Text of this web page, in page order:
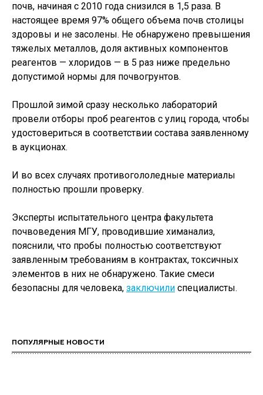
почв, начиная с 2010 года снизился в 1,5 раза. В
настоящее время 97% общего объема почв столицы
здоровы и не засолены. Не обнаружено превышения
тяжелых металлов, доля активных компонентов
реагентов — хлоридов — в 5 раз ниже предельно
допустимой нормы для почвогрунтов.
Прошлой зимой сразу несколько лабораторий
провели отборы проб реагентов с улиц города, чтобы
удостовериться в соответствии состава заявленному
в аукционах.
И во всех случаях противогололедные материалы
полностью прошли проверку.
Эксперты испытательного центра факультета
почвоведения МГУ, проводившие химанализ,
пояснили, что пробы полностью соответствуют
заявленным требованиям в контрактах, токсичных
элементов в них не обнаружено. Такие смеси
безопасны для человека, заключили специалисты.
ПОПУЛЯРНЫЕ НОВОСТИ